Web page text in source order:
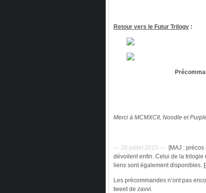
Retour vers le Futur Trilogy :
Merci à MCMXCII, Noodle et
— 20 juillet 2015 — [MAJ :
dévoilent enfin. Celui de la trilogie
liens sont également disponibles.
Les précommandes n’ont pas
tweet de zavvi.